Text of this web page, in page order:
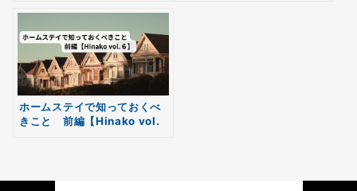
vol.13】
ホームステイで知っておくべ
きこと 前編【Hinako vol.